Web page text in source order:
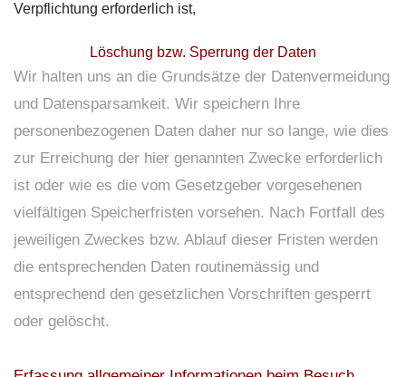
Verpflichtung erforderlich ist,
Löschung bzw. Sperrung der Daten
Wir halten uns an die Grundsätze der Datenvermeidung
und Datensparsamkeit. Wir speichern Ihre
personenbezogenen Daten daher nur so lange, wie dies
zur Erreichung der hier genannten Zwecke erforderlich
ist oder wie es die vom Gesetzgeber vorgesehenen
vielfältigen Speicherfristen vorsehen. Nach Fortfall des
jeweiligen Zweckes bzw. Ablauf dieser Fristen werden
die entsprechenden Daten routinemässig und
entsprechend den gesetzlichen Vorschriften gesperrt
oder gelöscht.